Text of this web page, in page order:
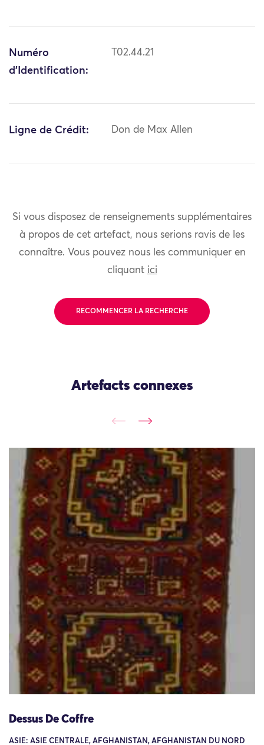
Numéro
d'Identification:
T02.44.21
Ligne de Crédit: Don de Max Allen
Si vous disposez de renseignements supplémentaires
à propos de cet artefact, nous serions ravis de les
connaître. Vous pouvez nous les communiquer en
cliquant ici
RECOMMENCER LA RECHERCHE
Artefacts connexes
Dessus De Coffre
ASIE: ASIE CENTRALE, AFGHANISTAN, AFGHANISTAN DU NORD